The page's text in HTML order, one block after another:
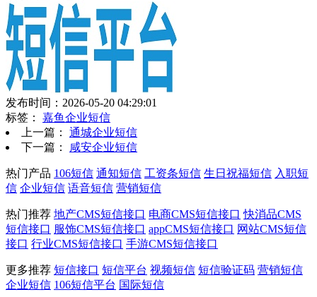
发布时间：2026-05-20 04:29:01
标签： 嘉鱼企业短信
上一篇： 通城企业短信
下一篇：
咸安企业短信
热门产品 106短信 通知短信 工资条短信 生日祝福短信 入职短
信 企业短信 语音短信 营销短信
热门推荐 地产CMS短信接口 电商CMS短信接口 快消品CMS
短信接口 服饰CMS短信接口 appCMS短信接口 网站CMS短信
接口 行业CMS短信接口 手游CMS短信接口
更多推荐 短信接口 短信平台 视频短信 短信验证码 营销短信
企业短信 106短信平台 国际短信